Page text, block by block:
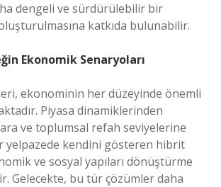
dengeli ve sürdürülebilir bir
katkıda bulunabilir.
Ekonomik Senaryoları
ekonominin her düzeyinde önemli
Piyasa dinamiklerinden
ve toplumsal refah seviyelerine
yelpazede kendini gösteren hibrit
ve sosyal yapıları dönüştürme
Gelecekte, bu tür çözümler daha